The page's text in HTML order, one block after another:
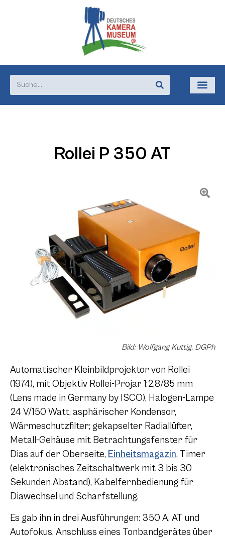
Rollei P 350 AT
Bild: Wolfgang Kuttig, DGPh
Automatischer Kleinbildprojektor von Rollei
(1974), mit Objektiv Rollei-Projar 1:2,8/85 mm
(Lens made in Germany by ISCO), Halogen-Lampe
24 V/150 Watt, asphärischer Kondensor,
Wärmeschutzfilter; gekapselter Radiallüfter,
Metall-Gehäuse mit Betrachtungsfenster für
Dias auf der Oberseite, Einheitsmagazin, Timer
(elektronisches Zeitschaltwerk mit 3 bis 30
Sekunden Abstand), Kabelfernbedienung für
Diawechsel und Scharfstellung.
Es gab ihn in drei Ausführungen: 350 A, AT und
Autofokus. Anschluss eines Tonbandgerätes über